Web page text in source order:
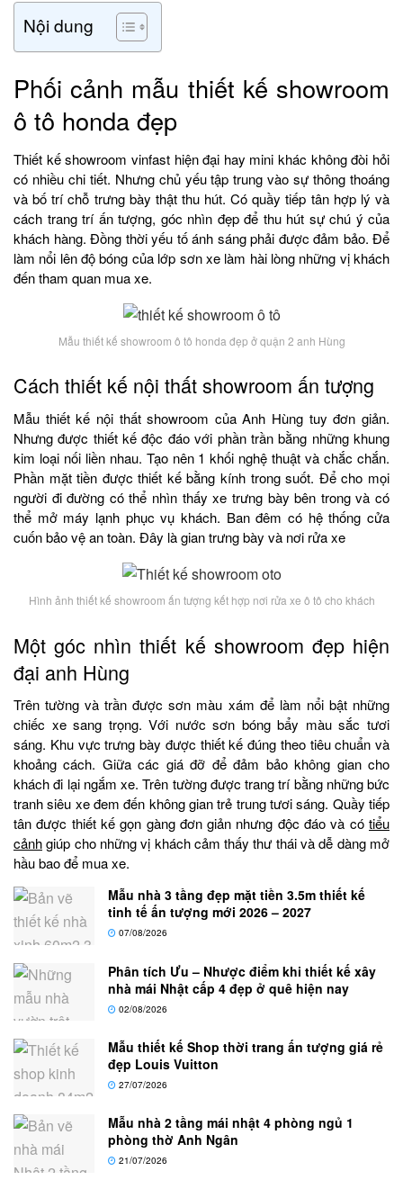
Nội dung
Phối cảnh mẫu thiết kế showroom
ô tô honda đẹp
Thiết kế showroom vinfast hiện đại hay mini khác không đòi hỏi
có nhiều chi tiết. Nhưng chủ yếu tập trung vào sự thông thoáng
và bố trí chỗ trưng bày thật thu hút. Có quầy tiếp tân hợp lý và
cách trang trí ấn tượng, góc nhìn đẹp để thu hút sự chú ý của
khách hàng. Đồng thời yếu tố ánh sáng phải được đảm bảo. Để
làm nổi lên độ bóng của lớp sơn xe làm hài lòng những vị khách
đến tham quan mua xe.
Mẫu thiết kế showroom ô tô honda đẹp ở quận 2 anh Hùng
Cách thiết kế nội thất showroom ấn tượng
Mẫu thiết kế nội thất showroom của Anh Hùng tuy đơn giản.
Nhưng được thiết kế độc đáo với phần trần bằng những khung
kim loại nối liền nhau. Tạo nên 1 khối nghệ thuật và chắc chắn.
Phần mặt tiền được thiết kế bằng kính trong suốt. Để cho mọi
người đi đường có thể nhìn thấy xe trưng bày bên trong và có
thể mở máy lạnh phục vụ khách. Ban đêm có hệ thống cửa
cuốn bảo vệ an toàn. Đây là gian trưng bày và nơi rửa xe
Hình ảnh thiết kế showroom ấn tượng kết hợp nơi rửa xe ô tô cho khách
Một góc nhìn thiết kế showroom đẹp hiện
đại anh Hùng
Trên tường và trần được sơn màu xám để làm nổi bật những
chiếc xe sang trọng. Với nước sơn bóng bẩy màu sắc tươi
sáng. Khu vực trưng bày được thiết kế đúng theo tiêu chuẩn và
khoảng cách. Giữa các giá đỡ để đảm bảo không gian cho
khách đi lại ngắm xe. Trên tường được trang trí bằng những bức
tranh siêu xe đem đến không gian trẻ trung tươi sáng. Quầy tiếp
tân được thiết kế gọn gàng đơn giản nhưng độc đáo và có tiểu
cảnhgiúp cho những vị khách cảm thấy thư thái và dễ dàng mở
hầu bao để mua xe.
Mẫu nhà 3 tầng đẹp mặt tiền 3.5m thiết kế
tinh tế ấn tượng mới 2026 – 2027
07/08/2026
Phân tích Ưu – Nhược điểm khi thiết kế xây
nhà mái Nhật cấp 4 đẹp ở quê hiện nay
02/08/2026
Mẫu thiết kế Shop thời trang ấn tượng giá rẻ
đẹp Louis Vuitton
27/07/2026
Mẫu nhà 2 tầng mái nhật 4 phòng ngủ 1
phòng thờ Anh Ngân
21/07/2026